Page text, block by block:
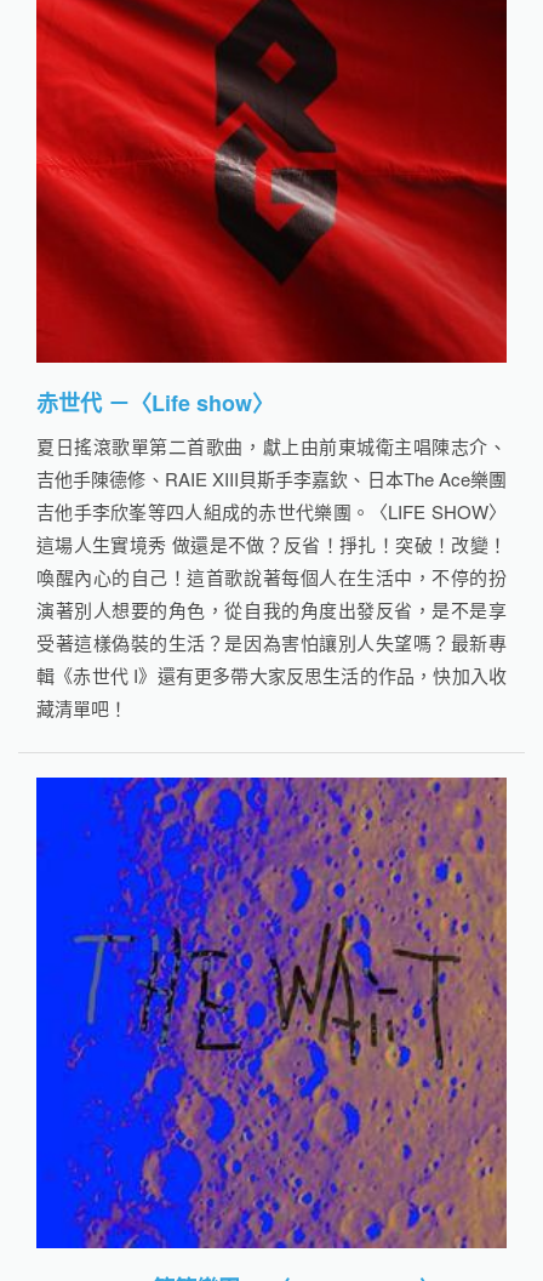
赤世代 －〈Life show〉
夏日搖滾歌單第二首歌曲，獻上由前東城衛主唱陳志介、
吉他手陳德修、RAIE XIII貝斯手李嘉欽、日本The Ace樂團
吉他手李欣峯等四人組成的赤世代樂團。〈LIFE SHOW〉
這場人生實境秀 做還是不做？反省！掙扎！突破！改變！
喚醒內心的自己！這首歌說著每個人在生活中，不停的扮
演著別人想要的角色，從自我的角度出發反省，是不是享
受著這樣偽裝的生活？是因為害怕讓別人失望嗎？最新專
輯《赤世代 I》還有更多帶大家反思生活的作品，快加入收
藏清單吧！